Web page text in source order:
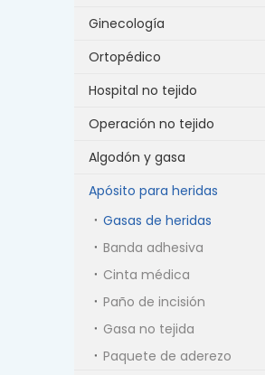
Ginecología
Ortopédico
Hospital no tejido
Operación no tejido
Algodón y gasa
Apósito para heridas
Gasas de heridas
Banda adhesiva
Cinta médica
Paño de incisión
Gasa no tejida
Paquete de aderezo